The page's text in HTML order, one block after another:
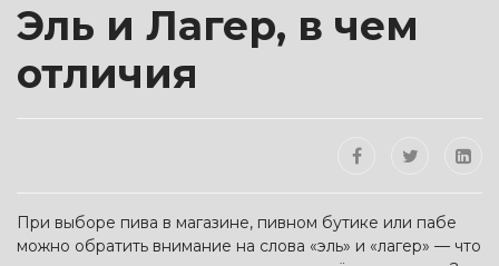
Эль и Лагер, в чем
отличия
При выборе пива в магазине, пивном бутике или пабе
можно обратить внимание на слова «эль» и «лагер» — что